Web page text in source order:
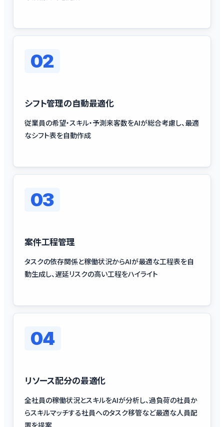
02
シフト管理の自動最適化
従業員の希望・スキル・予測来客数をAIが総合考慮し、最適
なシフト表を自動作成
03
案件工程管理
タスクの依存関係と稼働状況からAIが最適な工程表を自
動生成し、遅延リスクの高い工程をハイライト
04
リソース配分の最適化
全社員の稼働状況とスキルをAIが分析し、過負荷の社員か
らスキルマッチする社員へのタスク移管など最適な人員配
置を提案